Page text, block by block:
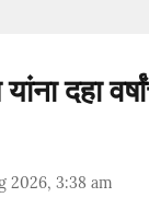
दहा
2026, 3:38 am